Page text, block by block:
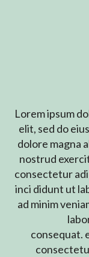
Lorem ipsum
elit, sed do
dolore magna
nostrud
consectetur
inci didunt ut
ad minim
consequat.